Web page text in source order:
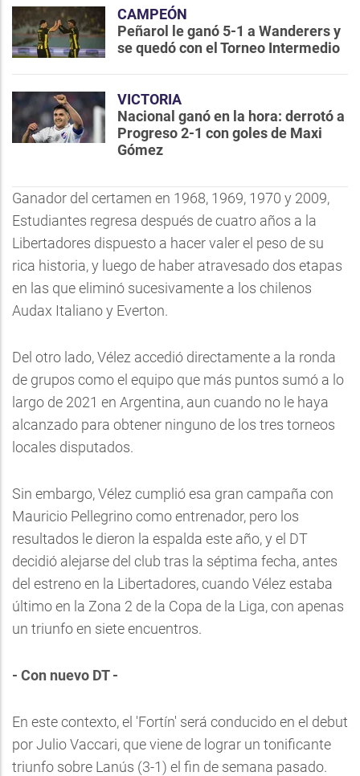
CAMPEÓN
Peñarol le ganó 5-1 a Wanderers y
se quedó con el Torneo Intermedio
VICTORIA
Nacional ganó en la hora: derrotó a
Progreso 2-1 con goles de Maxi
Gómez
Ganador del certamen en 1968, 1969, 1970 y 2009,
Estudiantes regresa después de cuatro años a la
Libertadores dispuesto a hacer valer el peso de su
rica historia, y luego de haber atravesado dos etapas
en las que eliminó sucesivamente a los chilenos
Audax Italiano y Everton.
Del otro lado, Vélez accedió directamente a la ronda
de grupos como el equipo que más puntos sumó a lo
largo de 2021 en Argentina, aun cuando no le haya
alcanzado para obtener ninguno de los tres torneos
locales disputados.
Sin embargo, Vélez cumplió esa gran campaña con
Mauricio Pellegrino como entrenador, pero los
resultados le dieron la espalda este año, y el DT
decidió alejarse del club tras la séptima fecha, antes
del estreno en la Libertadores, cuando Vélez estaba
último en la Zona 2 de la Copa de la Liga, con apenas
un triunfo en siete encuentros.
- Con nuevo DT -
En este contexto, el 'Fortín' será conducido en el debut
por Julio Vaccari, que viene de lograr un tonificante
triunfo sobre Lanús (3-1) el fin de semana pasado.